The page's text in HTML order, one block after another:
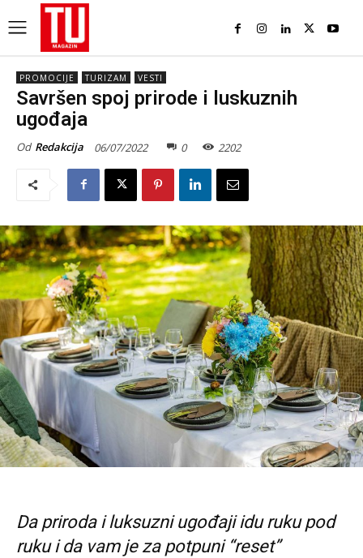
PROMOCIJE TURIZAM VESTI
Savršen spoj prirode i luskuznih
ugođaja
Od Redakcija 06/07/2022 0 2202
Da priroda i luksuzni ugođaji idu ruku pod
ruku i da vam je za potpuni “reset”